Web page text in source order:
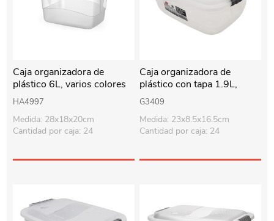
Caja organizadora de
plástico 6L, varios colores
HA4997
Medida: 28x18x20cm
Cantidad por caja: 24
Caja organizadora de
plástico con tapa 1.9L,
transparente
G3409
Medida: 23x8.5x16.5cm
Cantidad por caja: 24